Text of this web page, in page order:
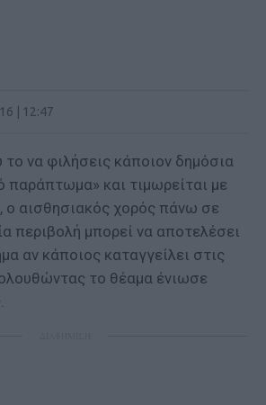
| 12:47
να φιλήσεις κάποιον δημόσια
παράπτωμα» και τιμωρείται με
ο αισθησιακός χορός πάνω σε
περιβολή μπορεί να αποτελέσει
αν κάποιος καταγγείλει στις
το θέαμα ένιωσε